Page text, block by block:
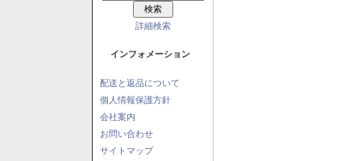
詳細検索
インフォメーション
配送と返品について
個人情報保護方針
会社案内
お問い合わせ
サイトマップ